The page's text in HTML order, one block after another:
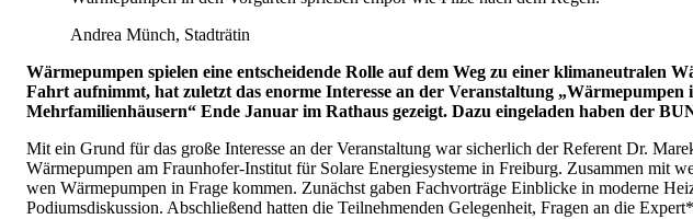
Andrea Münch, Stadträtin
Wärmepumpen spielen eine entscheidende Rolle auf dem Weg zu einer klimaneutralen
Fahrt aufnimmt, hat zuletzt das enorme Interesse an der Veranstaltung
Mehrfamilienhäusern“ Ende Januar im Rathaus gezeigt. Dazu eingeladen haben der
Mit ein Grund für das große Interesse an der Veranstaltung war sicherlich der Referent Dr.
Wärmepumpen am Fraunhofer-Institut für Solare Energiesysteme in Freiburg. Zusammen mit
wen Wärmepumpen in Frage kommen. Zunächst gaben Fachvorträge Einblicke in moderne
Podiumsdiskussion. Abschließend hatten die Teilnehmenden Gelegenheit, Fragen an die